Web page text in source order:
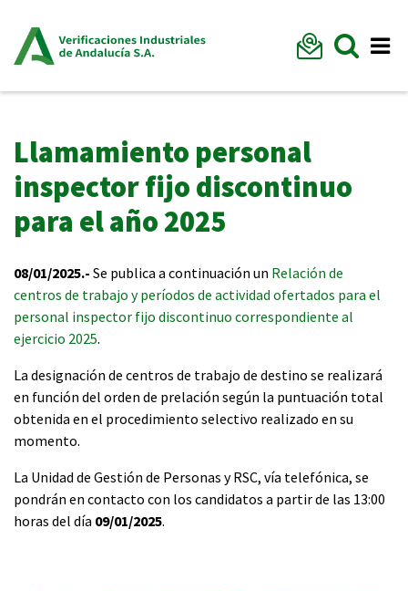
Llamamiento personal
inspector fijo discontinuo
para el año 2025
08/01/2025.- Se publica a continuación un Relación de
centros de trabajo y períodos de actividad ofertados para el
personal inspector fijo discontinuo correspondiente al
ejercicio 2025.
La designación de centros de trabajo de destino se realizará
en función del orden de prelación según la puntuación total
obtenida en el procedimiento selectivo realizado en su
momento.
La Unidad de Gestión de Personas y RSC, vía telefónica, se
pondrán en contacto con los candidatos a partir de las 13:00
horas del día 09/01/2025.